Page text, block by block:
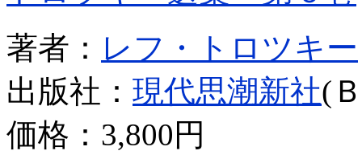
著者： レフ・トロツキー
出版社： 現代思潮新社(
価格： 3,800円